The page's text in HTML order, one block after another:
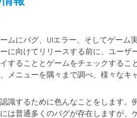
ムにバグ、UIエラー、そしてゲー
に向けてリリースする前に、ユーザ
することとゲームをチェックする
メニューを隅々まで調べ、様々なキ
識するために色んなことをします
は普通多くのバグが存在しますが